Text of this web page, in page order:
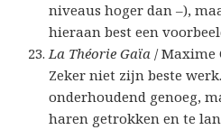
niveaus hoger dan –),
hieraan best een
La Théorie Gaïa / Maxime
Zeker niet zijn beste
onderhoudend genoeg,
haren getrokken en te